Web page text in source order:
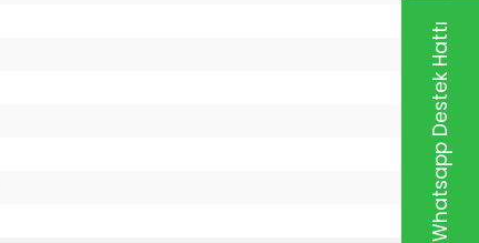
Whatsapp Destek Hattı